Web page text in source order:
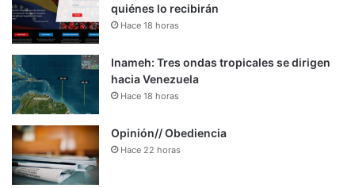
quiénes lo recibirán
Hace 18 horas
Inameh: Tres ondas tropicales se dirigen
hacia Venezuela
Hace 18 horas
Opinión// Obediencia
Hace 22 horas